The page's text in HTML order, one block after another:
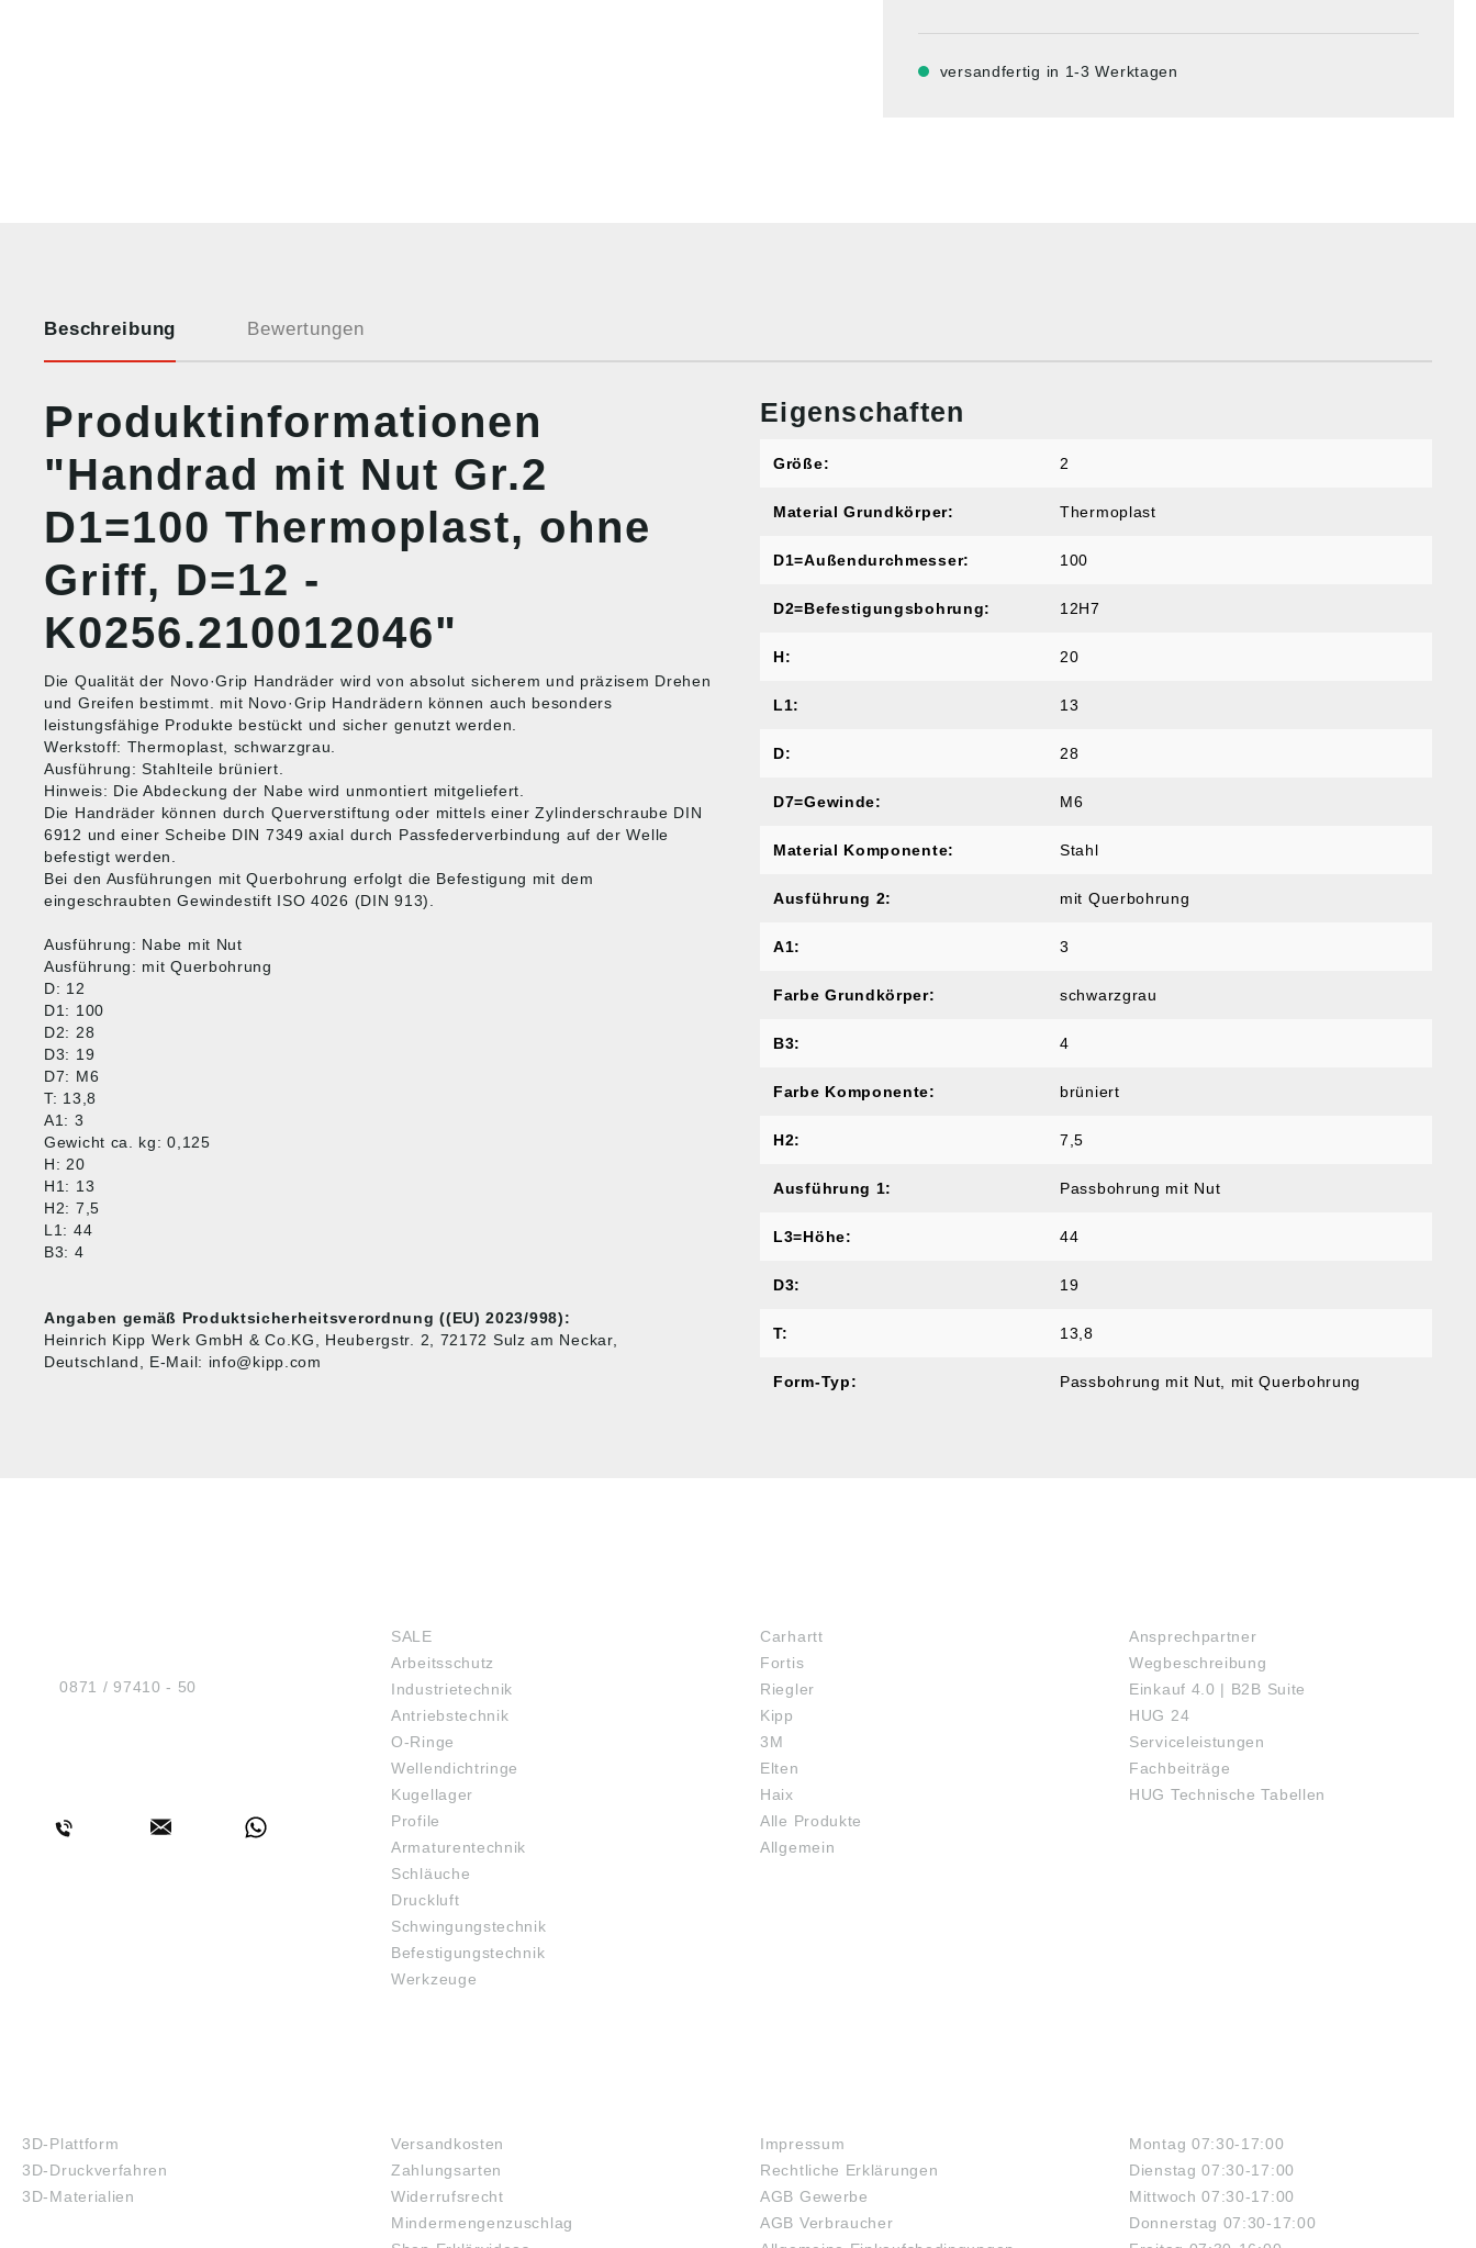
versandfertig in 1-3 Werktagen
Beschreibung Bewertungen
Produktinformationen
"Handrad mit Nut Gr.2
D1=100 Thermoplast, ohne
Griff, D=12 -
K0256.210012046"
Die Qualität der Novo·Grip Handräder wird von absolut sicherem und präzisem Drehen
und Greifen bestimmt. mit Novo·Grip Handrädern können auch besonders
leistungsfähige Produkte bestückt und sicher genutzt werden.
Werkstoff: Thermoplast, schwarzgrau.
Ausführung: Stahlteile brüniert.
Hinweis: Die Abdeckung der Nabe wird unmontiert mitgeliefert.
Die Handräder können durch Querverstiftung oder mittels einer Zylinderschraube DIN
6912 und einer Scheibe DIN 7349 axial durch Passfederverbindung auf der Welle
befestigt werden.
Bei den Ausführungen mit Querbohrung erfolgt die Befestigung mit dem
eingeschraubten Gewindestift ISO 4026 (DIN 913).
Ausführung: Nabe mit Nut
Ausführung: mit Querbohrung
D: 12
D1: 100
D2: 28
D3: 19
D7: M6
T: 13,8
A1: 3
Gewicht ca. kg: 0,125
H: 20
H1: 13
H2: 7,5
L1: 44
B3: 4
Angaben gemäß Produktsicherheitsverordnung ((EU) 2023/998):
Heinrich Kipp Werk GmbH & Co.KG, Heubergstr. 2, 72172 Sulz am Neckar,
Deutschland, E-Mail: info@kipp.com
Eigenschaften
Größe: 2
Material Grundkörper: Thermoplast
D1=Außendurchmesser: 100
D2=Befestigungsbohrung: 12H7
H: 20
L1: 13
D: 28
D7=Gewinde: M6
Material Komponente: Stahl
Ausführung 2: mit Querbohrung
A1: 3
Farbe Grundkörper: schwarzgrau
B3: 4
Farbe Komponente: brüniert
H2: 7,5
Ausführung 1: Passbohrung mit Nut
L3=Höhe: 44
D3: 19
T: 13,8
Form-Typ: Passbohrung mit Nut, mit Querbohrung
Tel.:0871 / 97410 - 50
SALE
Arbeitsschutz
Industrietechnik
Antriebstechnik
O-Ringe
Wellendichtringe
Kugellager
Profile
Armaturentechnik
Schläuche
Druckluft
Schwingungstechnik
Befestigungstechnik
Werkzeuge
Carhartt
Fortis
Riegler
Kipp
3M
Elten
Haix
Alle Produkte
Allgemein
Ansprechpartner
Wegbeschreibung
Einkauf 4.0 | B2B Suite
HUG 24
Serviceleistungen
Fachbeiträge
HUG Technische Tabellen
3D-Plattform
3D-Druckverfahren
3D-Materialien
Versandkosten
Zahlungsarten
Widerrufsrecht
Mindermengenzuschlag
Impressum
Rechtliche Erklärungen
AGB Gewerbe
AGB Verbraucher
Montag 07:30-17:00
Dienstag 07:30-17:00
Mittwoch 07:30-17:00
Donnerstag 07:30-17:00